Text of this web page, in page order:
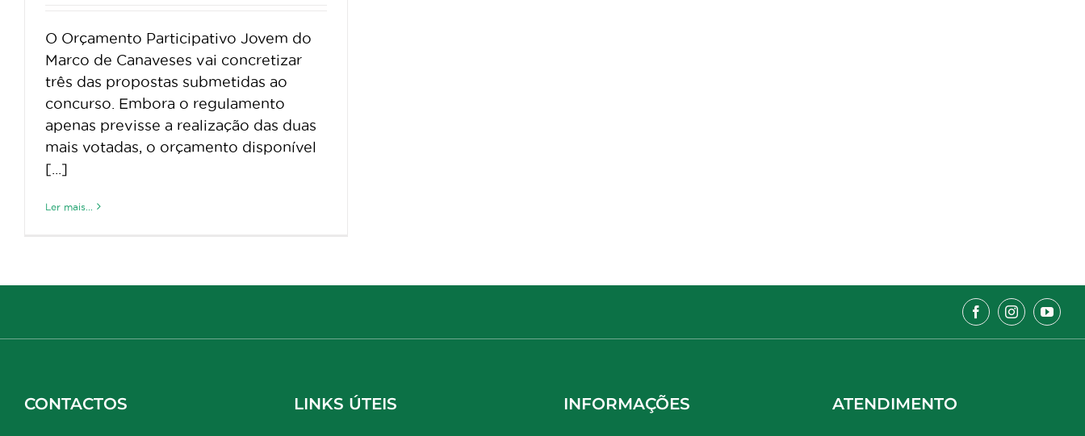
O Orçamento Participativo Jovem do
Marco de Canaveses vai concretizar
três das propostas submetidas ao
concurso. Embora o regulamento
apenas previsse a realização das duas
mais votadas, o orçamento disponível
[...]
Ler mais...
CONTACTOS LINKS ÚTEIS INFORMAÇÕES ATENDIMENTO